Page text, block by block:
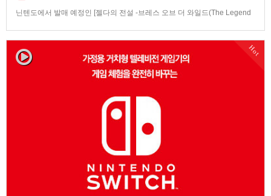
닌텐도에서 발매 예정인 [젤다의 전설 -브레스 오브 더 와일드(The Legend
User News에서 이동 됨] [이 게시물은 HIKARU님에 의해 2…
Hot